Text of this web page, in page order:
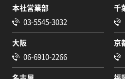
本社営業部
03-5545-3032
千
大阪
06-6910-2266
京